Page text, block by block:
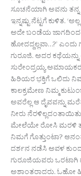
ಸೂಚನೆಯಾಗಿ ಅವನು
ಇನ್ನಷ್ಟು ನೆಟ್ಟಗೆ ಕುಳಿತ.
ಅದೇ ಬಂಡೆಯ
ಹೋದದ್ದಲ್ಲವಾ…?’
ಗುರೂಜಿ. ಅದರ ಕಥೆಯನ್ನು
ಸುರೇಂದ್ರಯ್ಯ
ಹಿರಿಯರ ಭಕ್ತಿಗೆ ಒಲಿದು
ಕಾಲಕ್ರಮೇಣ ನಿಮ್ಮ
ಅವರೆಲ್ಲ ಆ ದೈವವನ್ನು
ನೀರು
ಮೇಲೆಯೇ ರೋಸಿ ಮರಳಿ
ನಿಮಗೆ ಗೊತ್ತುಂಟಾ?
ದರ್ಶನ ನಡೆಸಿ ಅವಳ ಕುಂದು
ಗುರೂಜಿಯವರು ಒರಟಾಗಿ
ಅಶಾಂತರಾದರು. ಓಹೋ